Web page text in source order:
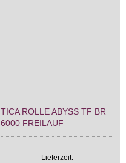
TICA ROLLE ABYSS TF BR
6000 FREILAUF
Lieferzeit: